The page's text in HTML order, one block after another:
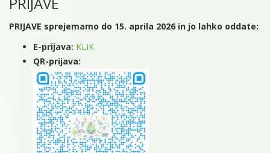
PRIJAVE sprejemamo do 15. aprila 2026 in jo lahko oddate:
E-prijava: KLIK
QR-prijava: